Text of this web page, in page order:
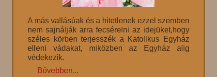
A más vallásúak és a hitetlenek ezzel szemben
nem sajnálják arra fecsérelni az idejüket,hogy
széles körben terjesszék a Katolikus Egyház
elleni vádakat, miközben az Egyház alig
védekezik.
Bővebben...